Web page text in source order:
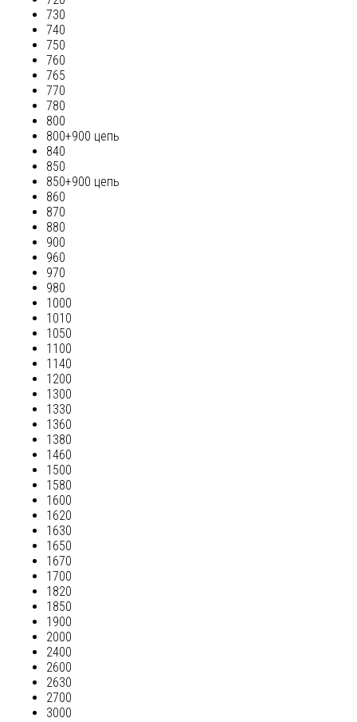
730
740
750
760
765
770
780
800
800+900 цепь
840
850
850+900 цепь
860
870
880
900
960
970
980
1000
1010
1050
1100
1140
1200
1300
1330
1360
1380
1460
1500
1580
1600
1620
1630
1650
1670
1700
1820
1850
1900
2000
2400
2600
2630
2700
3000